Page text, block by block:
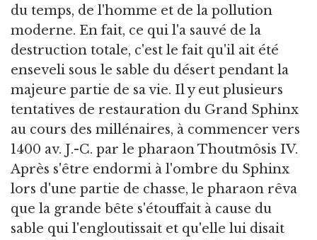
du temps, de l'homme et de la pollution
moderne. En fait, ce qui l'a sauvé de la
destruction totale, c'est le fait qu'il ait été
enseveli sous le sable du désert pendant la
majeure partie de sa vie. Il y eut plusieurs
tentatives de restauration du Grand Sphinx
au cours des millénaires, à commencer vers
1400 av. J.-C. par le pharaon Thoutmôsis IV.
Après s'être endormi à l'ombre du Sphinx
lors d'une partie de chasse, le pharaon rêva
que la grande bête s'étouffait à cause du
sable qui l'engloutissait et qu'elle lui disait